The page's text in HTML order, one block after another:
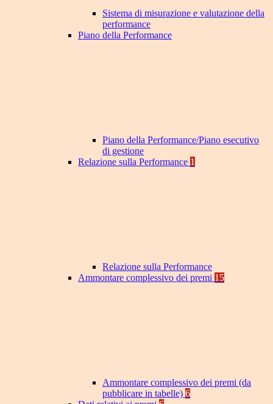
Sistema di misurazione e valutazione della
performance
Piano della Performance
Piano della Performance/Piano esecutivo
di gestione
Relazione sulla Performance 1
Relazione sulla Performance
Ammontare complessivo dei premi 15
Ammontare complessivo dei premi (da
pubblicare in tabelle) 6